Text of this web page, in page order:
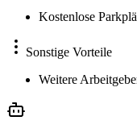
Kostenlose
Sonstige Vorteile
Weitere